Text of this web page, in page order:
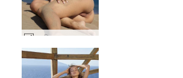
नतालिया एक समुद्र तट प्रदर्शक #31